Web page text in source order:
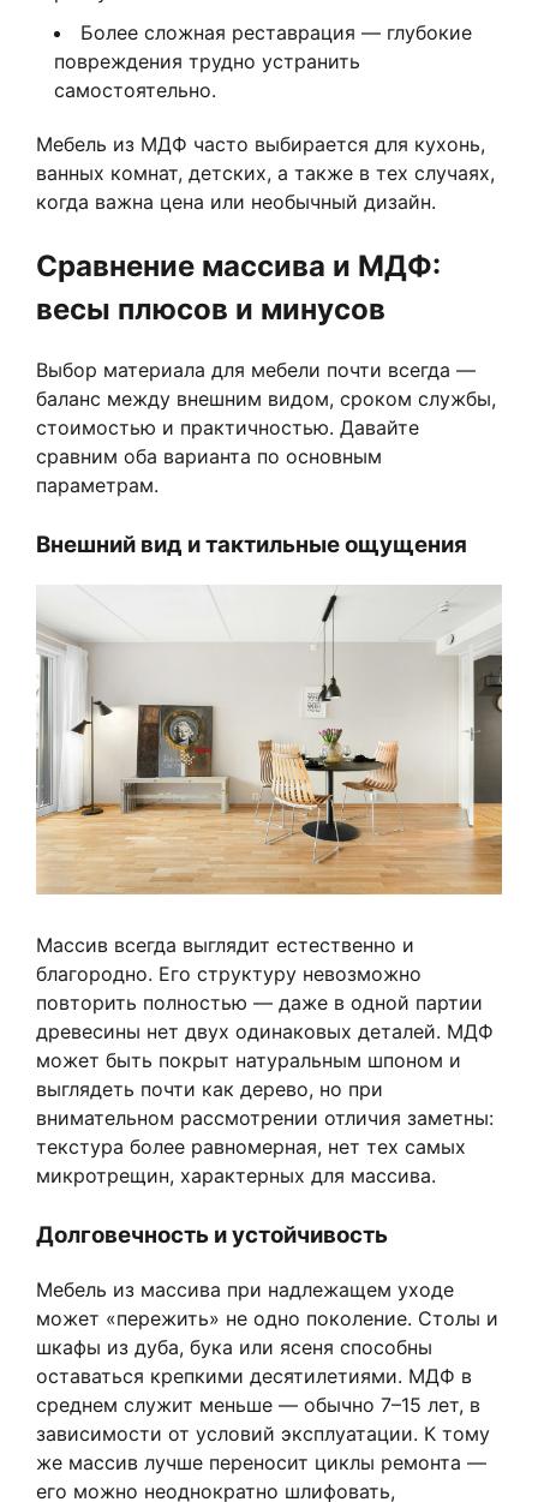
Более сложная реставрация — глубокие
повреждения трудно устранить
самостоятельно.
Мебель из МДФ часто выбирается для кухонь,
ванных комнат, детских, а также в тех случаях,
когда важна цена или необычный дизайн.
Сравнение массива и МДФ:
весы плюсов и минусов
Выбор материала для мебели почти всегда —
баланс между внешним видом, сроком службы,
стоимостью и практичностью. Давайте
сравним оба варианта по основным
параметрам.
Внешний вид и тактильные ощущения
Массив всегда выглядит естественно и
благородно. Его структуру невозможно
повторить полностью — даже в одной партии
древесины нет двух одинаковых деталей. МДФ
может быть покрыт натуральным шпоном и
выглядеть почти как дерево, но при
внимательном рассмотрении отличия заметны:
текстура более равномерная, нет тех самых
микротрещин, характерных для массива.
Долговечность и устойчивость
Мебель из массива при надлежащем уходе
может «пережить» не одно поколение. Столы и
шкафы из дуба, бука или ясеня способны
оставаться крепкими десятилетиями. МДФ в
среднем служит меньше — обычно 7–15 лет, в
зависимости от условий эксплуатации. К тому
же массив лучше переносит циклы ремонта —
его можно неоднократно шлифовать,